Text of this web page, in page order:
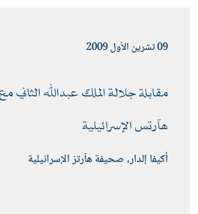
09 تشرين الأول 2009
هآرتس الإسرائيلية
أكيفا إلدار، صحيفة هآرتز الإسرائيلية